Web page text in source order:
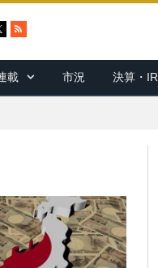
R
S
載 市況 決算・IR